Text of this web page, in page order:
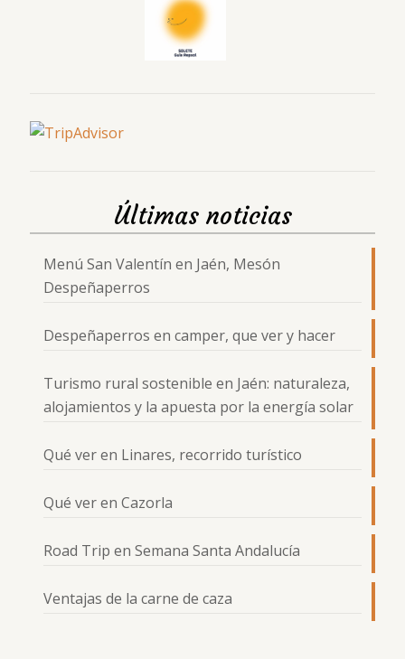
Últimas noticias
Menú San Valentín en Jaén, Mesón
Despeñaperros
Despeñaperros en camper, que ver y hacer
Turismo rural sostenible en Jaén: naturaleza,
alojamientos y la apuesta por la energía solar
Qué ver en Linares, recorrido turístico
Qué ver en Cazorla
Road Trip en Semana Santa Andalucía
Ventajas de la carne de caza